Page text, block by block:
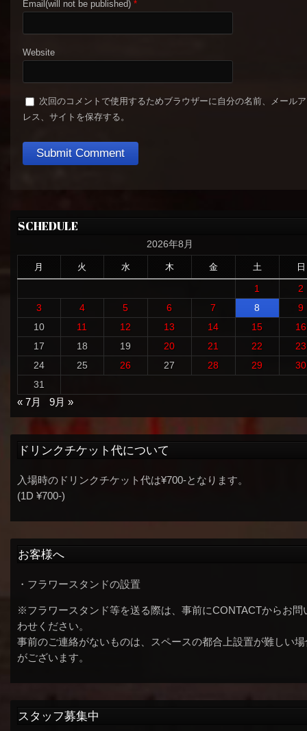
Email(will not be published) *
Website
次回のコメントで使用するためブラウザーに自分の名前、メール
レス、サイトを保存する。
SCHEDULE
2026年8月
月 火 水 木 金 土 日
1
2
3
4 5 6 7 8
9
10
11 12 13 14 15
16
17
18 19 20 21 22
23
24
25 26 27 28 29
30
31
« 7月
9月 »
ドリンクチケット代について
入場時のドリンクチケット代は¥700-となります。
(1D ¥700-)
お客様へ
・フラワースタンドの設置
※フラワースタンド等を送る際は、事前にCONTACTからお問
わせください。
事前のご連絡がないものは、スペースの都合上設置が難しい場
がございます。
スタッフ募集中